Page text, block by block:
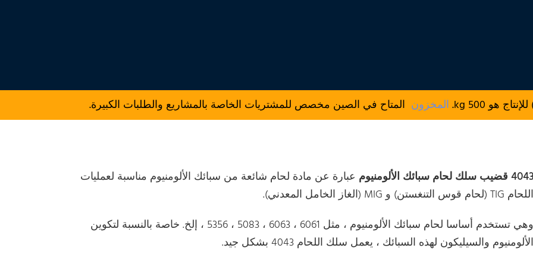
المخزون المتاح في الصين مخصص للمشتريات الخاصة بالمشاريع والطلبات الكبيرة.
4043 قضيب سلك لحام سبائك الألومنيوم
عبارة عن مادة لحام شائعة من سبائك الألومنيوم مناسبة لعمليات
اللحام TIG (لحام قوس التنغستن) و MIG (الغاز الخامل المعدني).
وهي تستخدم أساسا لحام سبائك الألومنيوم ، مثل 6061 ، 6063 ، 5083 ، 5356 ، إلخ. خاصة بالنسبة لتكوين
الألومنيوم والسيليكون لهذه السبائك ، يعمل سلك اللحام 4043 بشكل جيد.